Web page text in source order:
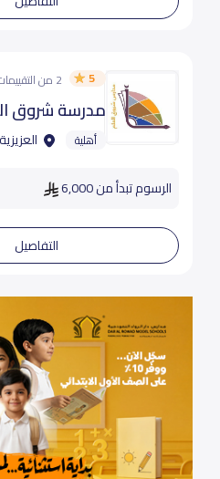
5 2 من التقييمات
مدرسة شروق
أهلية
الرسوم تبدأ من 6,000
التفاصيل